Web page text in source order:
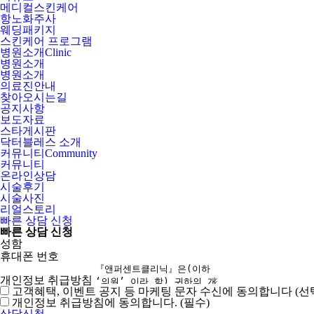
메디컬스킨케어
항노화주사
웨딩패키지
스킨케어 프로그램
병원소개Clinic
병원소개
병원소개
의료진안내
찾아오시는길
공지사항
보도자료
스타게시판
닥터블레스 소개
커뮤니티 Community
커뮤니티
온라인상담
시술후기
시술사진
리얼스토리
빠른 상담 신청
빠른 상담 신청
성함
휴대폰 번호
개인정보 취급방침
고객혜택, 이벤트 공지 등 마케팅 문자 수신에 동의합니다 (선
개인정보 취급방침에 동의합니다. (필수)